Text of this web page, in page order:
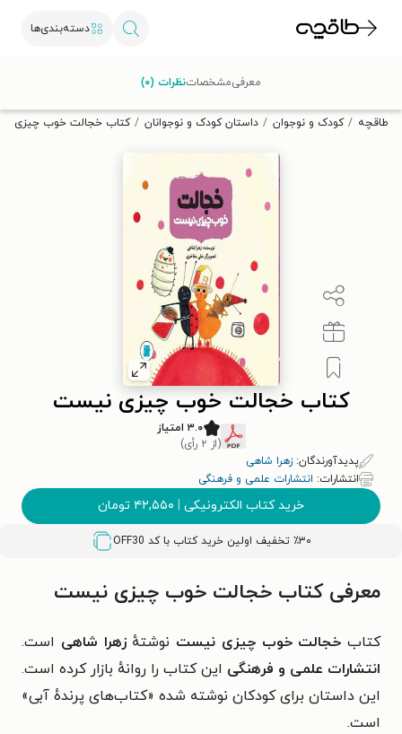
دسته‌بندی‌ها
تخفیف از طاقچه دریافت کن.
طاقچه کودک و نوجوان داستان کودک و نوجوانان کتاب خجالت خوب چیزی
کتاب خجالت خوب چیزی نیست
۳.۰ امتیاز
(از ۲ رأی)
پدیدآورندگان: زهرا شاهی
انتشارات: انتشارات علمی و فرهنگی
خرید کتاب الکترونیکی | ۴۲,۵۵۰ تومان
٪۳۰ تخفیف اولین خرید کتاب با کد OFF30
معرفیمشخصاتنظرات (۰)
معرفی کتاب خجالت خوب چیزی نیست
کتاب خجالت خوب چیزی نیست نوشتهٔزهرا شاهی است.
انتشارات علمی و فرهنگی این کتاب را روانهٔ بازار کرده است.
این داستان برای کودکان نوشته شده «کتاب‌های پرندهٔ آبی»
است.